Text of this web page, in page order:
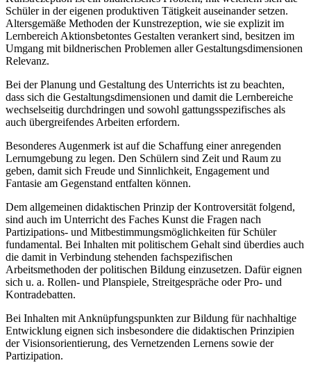
Schüler in der eigenen produktiven Tätigkeit auseinander setzen.
Altersgemäße Methoden der Kunstrezeption, wie sie explizit im
Lernbereich Aktionsbetontes Gestalten verankert sind, besitzen im
Umgang mit bildnerischen Problemen aller Gestaltungsdimensionen
Relevanz.
Bei der Planung und Gestaltung des Unterrichts ist zu beachten,
dass sich die Gestaltungsdimensionen und damit die Lernbereiche
wechselseitig durchdringen und sowohl gattungsspezifisches als
auch übergreifendes Arbeiten erfordern.
Besonderes Augenmerk ist auf die Schaffung einer anregenden
Lernumgebung zu legen. Den Schülern sind Zeit und Raum zu
geben, damit sich Freude und Sinnlichkeit, Engagement und
Fantasie am Gegenstand entfalten können.
Dem allgemeinen didaktischen Prinzip der Kontroversität folgend,
sind auch im Unterricht des Faches Kunst die Fragen nach
Partizipations- und Mitbestimmungsmöglichkeiten für Schüler
fundamental. Bei Inhalten mit politischem Gehalt sind überdies auch
die damit in Verbindung stehenden fachspezifischen
Arbeitsmethoden der politischen Bildung einzusetzen. Dafür eignen
sich u. a. Rollen- und Planspiele, Streitgespräche oder Pro- und
Kontradebatten.
Bei Inhalten mit Anknüpfungspunkten zur Bildung für nachhaltige
Entwicklung eignen sich insbesondere die didaktischen Prinzipien
der Visionsorientierung, des Vernetzenden Lernens sowie der
Partizipation.